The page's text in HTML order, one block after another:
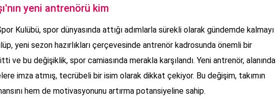
yeni antrenörü kim
Kulübü, spor dünyasında attığı adımlarla sürekli olarak gündemde kalmayı
yeni sezon hazırlıkları çerçevesinde antrenör kadrosunda önemli bir
ve bu değişiklik, spor camiasında merakla karşılandı. Yeni antrenör, alanında
imza atmış, tecrübeli bir isim olarak dikkat çekiyor. Bu değişim, takımın
hem de motivasyonunu artırma potansiyeline sahip.